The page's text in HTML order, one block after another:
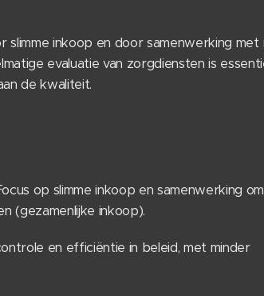
inkoop en door samenwerking met
evaluatie van zorgdiensten is
de kwaliteit.
op slimme inkoop en samenwerking
(gezamenlijke inkoop).
en efficiëntie in beleid, met minder